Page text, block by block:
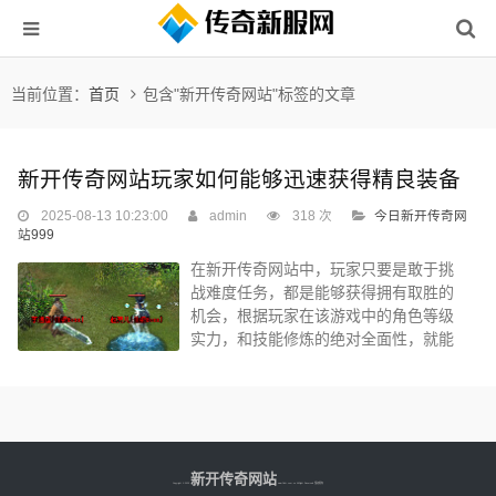
当前位置： 首页 包含"新开传奇网站"标签的文章
新开传奇网站玩家如何能够迅速获得精良装备
2025-08-13 10:23:00 admin 318 次
今日新开传奇网
站999
在新开传奇网站中，玩家只要是敢于挑
战难度任务，都是能够获得拥有取胜的
机会，根据玩家在该游戏中的角色等级
实力，和技能修炼的绝对全面性，就能
是想要在猪洞练级等，都是能够拥有刷
Copyright © 2025 新开传奇网站 www.fdkr.com.cn All Right Reserved 版权所有